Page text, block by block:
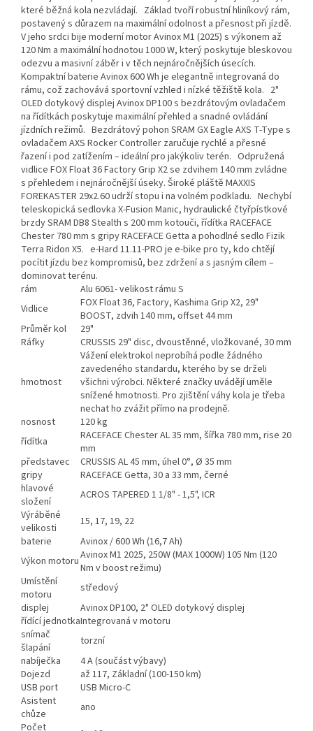
které běžná kola nezvládají. Základ tvoří robustní hliníkový rám,
postavený s důrazem na maximální odolnost a přesnost při jízdě.
V jeho srdci bije moderní motor Avinox M1 (2025) s výkonem až
120 Nm a maximální hodnotou 1000 W, který poskytuje bleskovou
odezvu a masivní záběr i v těch nejnáročnějších úsecích.
Kompaktní baterie Avinox 600 Wh je elegantně integrovaná do
rámu, což zachovává sportovní vzhled i nízké těžiště kola. 2"
OLED dotykový displej Avinox DP100 s bezdrátovým ovladačem
na řídítkách poskytuje maximální přehled a snadné ovládání
jízdních režimů. Bezdrátový pohon SRAM GX Eagle AXS T-Type s
ovladačem AXS Rocker Controller zaručuje rychlé a přesné
řazení i pod zatížením – ideální pro jakýkoliv terén. Odpružená
vidlice FOX Float 36 Factory Grip X2 se zdvihem 140 mm zvládne
s přehledem i nejnáročnější úseky. Široké pláště MAXXIS
FOREKASTER 29x2.60 udrží stopu i na volném podkladu. Nechybí
teleskopická sedlovka X-Fusion Manic, hydraulické čtyřpístkové
brzdy SRAM DB8 Stealth s 200 mm kotouči, řídítka RACEFACE
Chester 780 mm s gripy RACEFACE Getta a pohodlné sedlo Fizik
Terra Ridon X5. e-Hard 11.11-PRO je e-bike pro ty, kdo chtějí
pocítit jízdu bez kompromisů, bez zdržení a s jasným cílem –
dominovat terénu.
rám
Alu 6061- velikost rámu S
Vidlice
FOX Float 36, Factory, Kashima Grip X2, 29"
BOOST, zdvih 140 mm, offset 44 mm
Průměr kol
29"
Ráfky
CRUSSIS 29" disc, dvoustěnné, vložkované, 30 mm
hmotnost
Vážení elektrokol neprobíhá podle žádného
zavedeného standardu, kterého by se drželi
všichni výrobci. Některé značky uvádějí uměle
snížené hmotnosti. Pro zjištění váhy kola je třeba
nechat ho zvážit přímo na prodejně.
nosnost
120 kg
řídítka
RACEFACE Chester AL 35 mm, šířka 780 mm, rise 20
mm
představec
CRUSSIS AL 45 mm, úhel 0°, Ø 35 mm
gripy
RACEFACE Getta, 30 a 33 mm, černé
hlavové
složení
ACROS TAPERED 1 1/8" - 1,5", ICR
Výráběné
velikosti
15, 17, 19, 22
baterie
Avinox / 600 Wh (16,7 Ah)
Výkon motoruAvinox M1 2025, 250W (MAX 1000W) 105 Nm (120
Nm v boost režimu)
Umístění
motoru
středový
displej
Avinox DP100, 2" OLED dotykový displej
řídící jednotkaIntegrovaná v motoru
snímač
šlapání
torzní
nabíječka
4 A (součást výbavy)
Dojezd
až 117, Základní (100-150 km)
USB port
USB Micro-C
Asistent
chůze
ano
Počet